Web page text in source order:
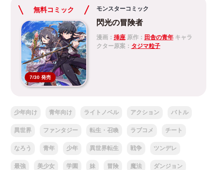
無料コミック
7/30 発売
モンスターコミック
閃光の冒険者
漫画： 挿座原作： 田舎の青年キャラ
クター原案： タジマ粒子
少年向け 青年向け ライトノベル アクション バトル
異世界 ファンタジー 転生・召喚 ラブコメ チート
なろう 青年 少年 異世界転生 戦争 ツンデレ
最強 美少女 学園 妹 冒険 魔法 ダンジョン